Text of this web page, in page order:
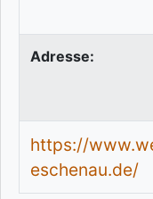
Adresse:
https://
eschenau.de/